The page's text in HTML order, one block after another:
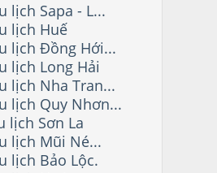
lịch Sapa - L...
lịch Huế
lịch Đồng Hới...
lịch Long Hải
lịch Nha Tran...
lịch Quy Nhơn...
lịch Sơn La
lịch Mũi Né...
lịch Bảo Lộc.